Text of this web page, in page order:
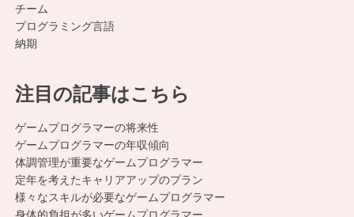
チーム
プログラミング言語
納期
注目の記事はこちら
ゲームプログラマーの将来性
ゲームプログラマーの年収傾向
体調管理が重要なゲームプログラマー
定年を考えたキャリアアップのプラン
様々なスキルが必要なゲームプログラマー